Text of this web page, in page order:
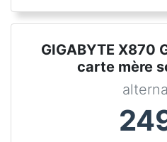
GIGABYTE X870
carte mère